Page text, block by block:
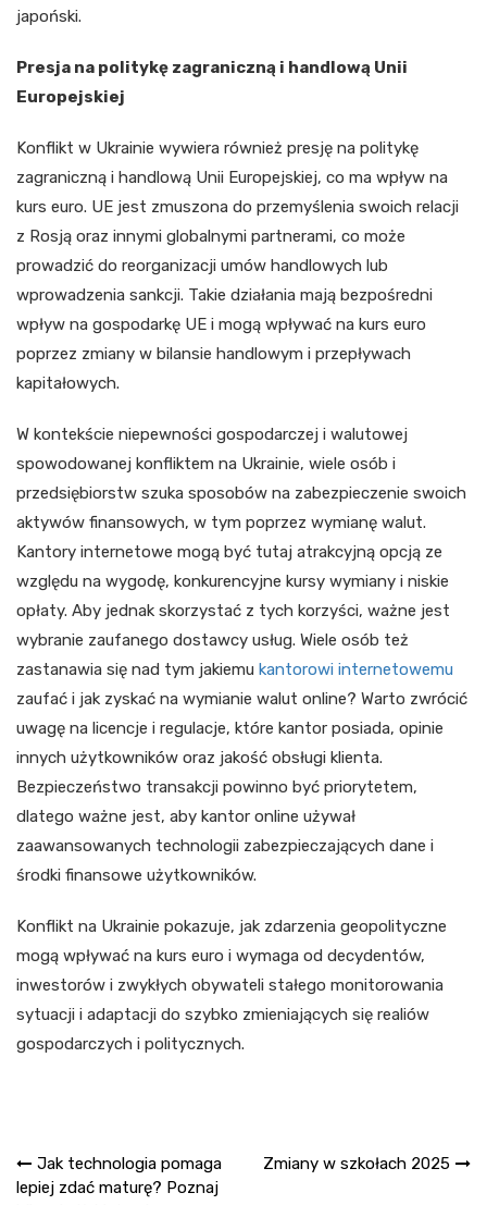
japoński.
Presja na politykę zagraniczną i handlową Unii
Europejskiej
Konflikt w Ukrainie wywiera również presję na politykę
zagraniczną i handlową Unii Europejskiej, co ma wpływ na
kurs euro. UE jest zmuszona do przemyślenia swoich relacji
z Rosją oraz innymi globalnymi partnerami, co może
prowadzić do reorganizacji umów handlowych lub
wprowadzenia sankcji. Takie działania mają bezpośredni
wpływ na gospodarkę UE i mogą wpływać na kurs euro
poprzez zmiany w bilansie handlowym i przepływach
kapitałowych.
W kontekście niepewności gospodarczej i walutowej
spowodowanej konfliktem na Ukrainie, wiele osób i
przedsiębiorstw szuka sposobów na zabezpieczenie swoich
aktywów finansowych, w tym poprzez wymianę walut.
Kantory internetowe mogą być tutaj atrakcyjną opcją ze
względu na wygodę, konkurencyjne kursy wymiany i niskie
opłaty. Aby jednak skorzystać z tych korzyści, ważne jest
wybranie zaufanego dostawcy usług. Wiele osób też
zastanawia się nad tym jakiemu kantorowi internetowemu
zaufać i jak zyskać na wymianie walut online? Warto zwrócić
uwagę na licencje i regulacje, które kantor posiada, opinie
innych użytkowników oraz jakość obsługi klienta.
Bezpieczeństwo transakcji powinno być priorytetem,
dlatego ważne jest, aby kantor online używał
zaawansowanych technologii zabezpieczających dane i
środki finansowe użytkowników.
Konflikt na Ukrainie pokazuje, jak zdarzenia geopolityczne
mogą wpływać na kurs euro i wymaga od decydentów,
inwestorów i zwykłych obywateli stałego monitorowania
sytuacji i adaptacji do szybko zmieniających się realiów
gospodarczych i politycznych.
Nawigacja
Jak technologia pomaga
lepiej zdać maturę? Poznaj
Zmiany w szkołach 2025